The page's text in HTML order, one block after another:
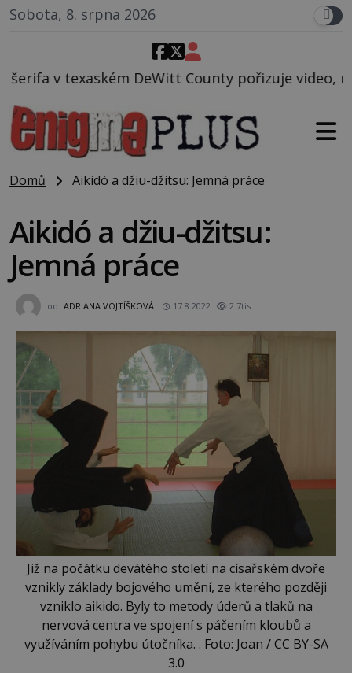
Sobota, 8. srpna 2026
County pořizuje video, na kterém před jeho
Domů Aikidó a džiu-džitsu: Jemná práce
Aikidó a džiu-džitsu:
Jemná práce
od ADRIANA VOJTÍŠKOVÁ 17.8.2022 2.7tis
Již na počátku devátého století na císařském dvoře
vznikly základy bojového umění, ze kterého později
vzniklo aikido. Byly to metody úderů a tlaků na
nervová centra ve spojení s páčením kloubů a
využíváním pohybu útočníka. . Foto: Joan / CC BY-SA
3.0